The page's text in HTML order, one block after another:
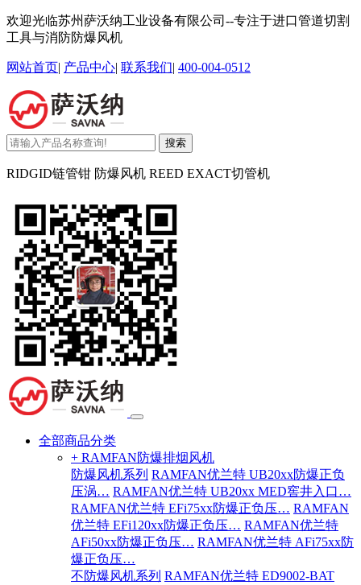
欢迎光临苏州萨沃纳工业设备有限公司--专注于进口管道切割
工具与消防防爆风机
网站首页| 产品中心| 联系我们| 400-004-0512
搜索
RIDGID链管钳 防爆风机 REED EXACT切管机
全部商品分类
+ RAMFAN防爆排烟风机
防爆风机系列 RAMFAN优兰特 UB20xx防爆正负
压涡… RAMFAN优兰特 UB20xx MED窖井入口…
RAMFAN优兰特 EFi75xx防爆正负压… RAMFAN
优兰特 EFi120xx防爆正负压… RAMFAN优兰特
AFi50xx防爆正负压… RAMFAN优兰特 AFi75xx防
爆正负压…
不防爆风机系列 RAMFAN优兰特 ED9002-BAT